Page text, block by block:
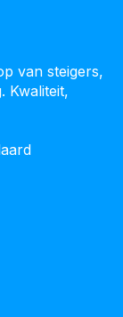
van steigers,
Kwaliteit,